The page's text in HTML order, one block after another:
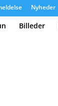
Nyheder
Billeder